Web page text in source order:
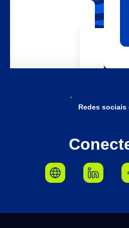
Redes sociais